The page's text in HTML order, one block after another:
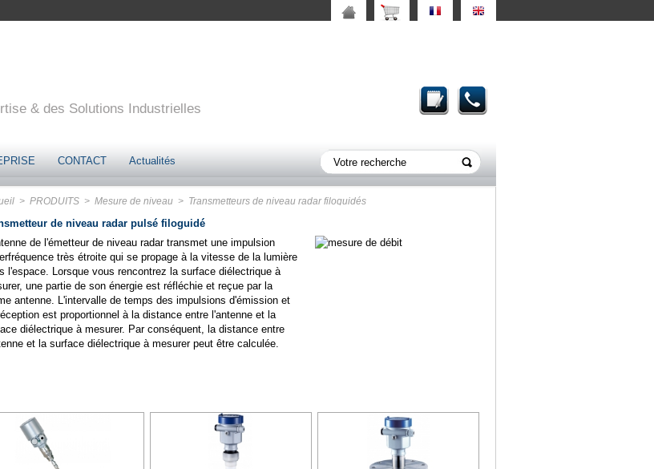
& des Solutions Industrielles
CONTACT Actualités
> PRODUITS > Mesure de niveau > Transmetteurs de niveau radar filoguidés
de niveau radar pulsé filoguidé
de l'émetteur de niveau radar transmet une impulsion
très étroite qui se propage à la vitesse de la lumière
l'espace. Lorsque vous rencontrez la surface diélectrique à
une partie de son énergie est réfléchie et reçue par la
antenne. L'intervalle de temps des impulsions d'émission et
est proportionnel à la distance entre l'antenne et la
diélectrique à mesurer. Par conséquent, la distance entre
et la surface diélectrique à mesurer peut être calculée.